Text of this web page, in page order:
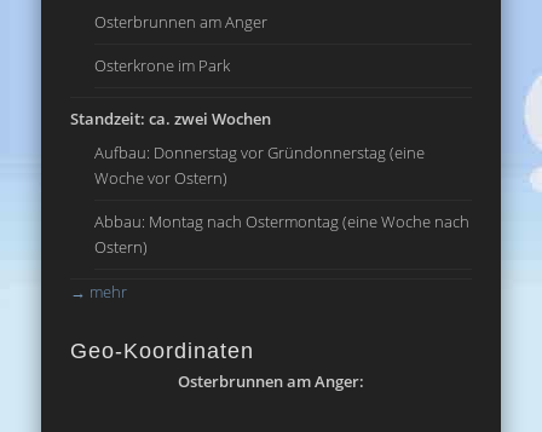
Osterbrunnen am Anger
Osterkrone im Park
Standzeit: ca. zwei Wochen
Aufbau: Donnerstag vor Gründonnerstag (eine
Woche vor Ostern)
Abbau: Montag nach Ostermontag (eine Woche nach
Ostern)
→ mehr
Geo-Koordinaten
Osterbrunnen am Anger: